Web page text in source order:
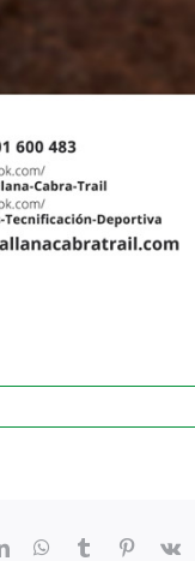
LinkedInWhatsApp
TumblrPinterest
Vk